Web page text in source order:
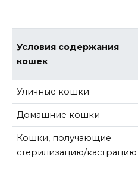
Условия содержания
кошек
Уличные кошки
Домашние кошки
Кошки, получающие
стерилизацию/кастрацию